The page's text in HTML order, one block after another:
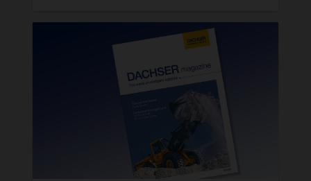
passam a fazer parte do trabalho quotidiano cada
vez mais rapidamente, tais como sistemas de
propulsão alternativos, uma vasta gama de
aplicações digitais, a utilização inteligente de
dados ou novos dispositivos de apoio autónomos
nos terminais de trânsito e armazéns.